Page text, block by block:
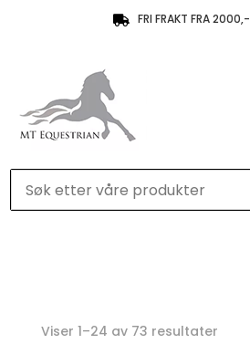
 FRI FRAKT FRA 2000,-
Viser 1–24 av 73 resultater